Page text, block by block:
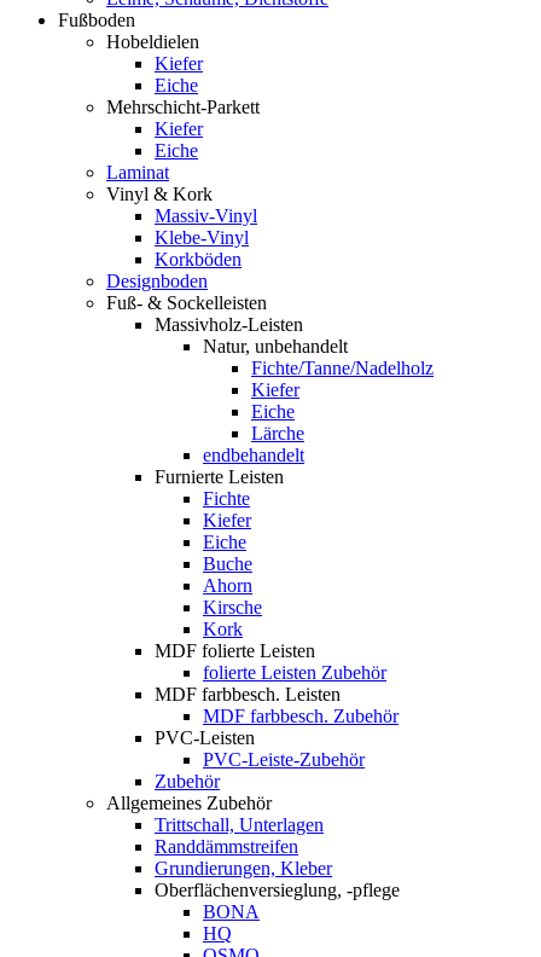
Fußboden
Hobeldielen
Kiefer
Eiche
Mehrschicht-Parkett
Kiefer
Eiche
Laminat
Vinyl & Kork
Massiv-Vinyl
Klebe-Vinyl
Korkböden
Designboden
Fuß- & Sockelleisten
Massivholz-Leisten
Natur, unbehandelt
Fichte/Tanne/Nadelholz
Kiefer
Eiche
Lärche
endbehandelt
Furnierte Leisten
Fichte
Kiefer
Eiche
Buche
Ahorn
Kirsche
Kork
MDF folierte Leisten
folierte Leisten Zubehör
MDF farbbesch. Leisten
MDF farbbesch. Zubehör
PVC-Leisten
PVC-Leiste-Zubehör
Zubehör
Allgemeines Zubehör
Trittschall, Unterlagen
Randdämmstreifen
Grundierungen, Kleber
Oberflächenversieglung, -pflege
BONA
HQ